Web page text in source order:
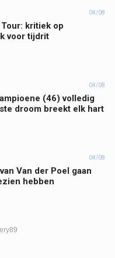
04/08
kritiek op
voor tijdrit
04/08
(46) volledig
droom breekt elk hart
04/08
Van der Poel gaan
hebben